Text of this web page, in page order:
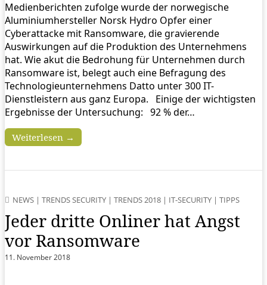
Medienberichten zufolge wurde der norwegische
Aluminiumhersteller Norsk Hydro Opfer einer
Cyberattacke mit Ransomware, die gravierende
Auswirkungen auf die Produktion des Unternehmens
hat. Wie akut die Bedrohung für Unternehmen durch
Ransomware ist, belegt auch eine Befragung des
Technologieunternehmens Datto unter 300 IT-
Dienstleistern aus ganz Europa. Einige der wichtigsten
Ergebnisse der Untersuchung: 92 % der…
Weiterlesen →
NEWS | TRENDS SECURITY | TRENDS 2018 | IT-SECURITY | TIPPS
Jeder dritte Onliner hat Angst
vor Ransomware
11. November 2018